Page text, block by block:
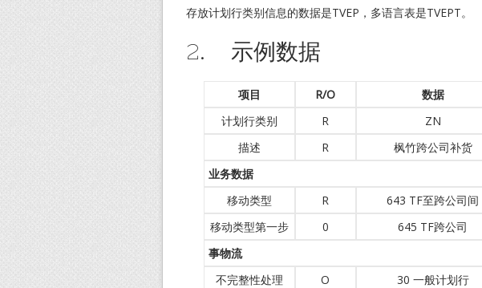
存放计划行类别信息的数据是TVEP，多语言表是TVEPT。
2. 示例数据
项目 R/O 数据
计划行类别
R
ZN
描述
R
枫竹跨公司补货
业务数据
移动类型
R
643 TF至跨公司间
移动类型第一步
0
645 TF跨公司
事物流
不完整性处理
O 30 一般计划行